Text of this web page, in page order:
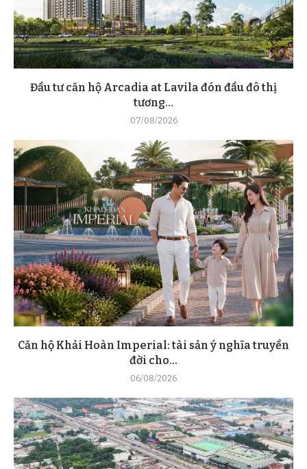
Đầu tư căn hộ Arcadia at Lavila đón đầu đô thị
tương...
07/08/2026
Căn hộ Khải Hoàn Imperial: tài sản ý nghĩa truyền
đời cho...
06/08/2026